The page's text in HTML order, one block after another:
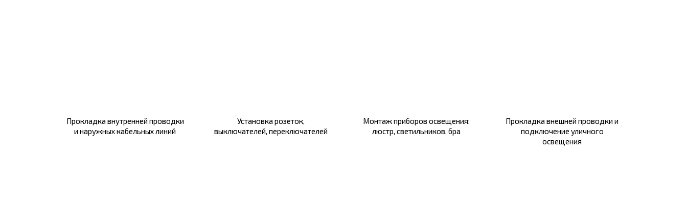
Прокладка внутренней проводки
и наружных кабельных линий
Установка розеток,
выключателей, переключателей
Монтаж приборов освещения:
люстр, светильников, бра
Прокладка внешней проводки и
подключение уличного
освещения